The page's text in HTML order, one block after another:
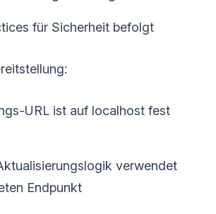
für Sicherheit befolgt
URL ist auf localhost fest
verwendet
Endpunkt